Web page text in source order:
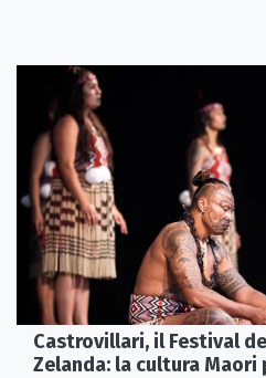
Castrovillari, il Festival
Zelanda: la cultura